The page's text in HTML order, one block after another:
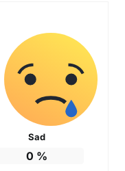
Sad
0 %